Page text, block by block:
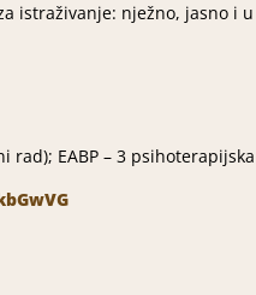
istraživanje: nježno, jasno
rad); EABP – 3